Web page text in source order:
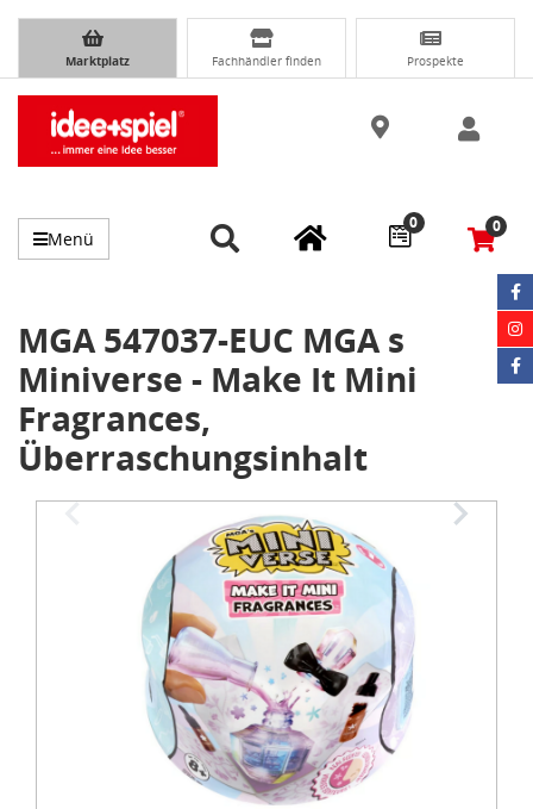
Marktplatz Fachhändler finden Prospekte
Menü
0 0
MGA 547037-EUC MGA s
Miniverse - Make It Mini
Fragrances,
Überraschungsinhalt